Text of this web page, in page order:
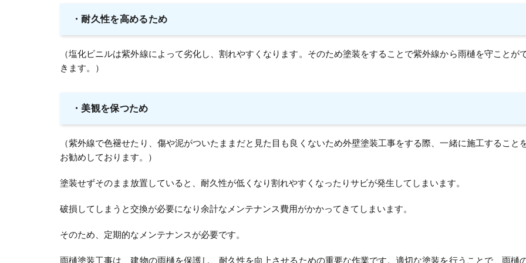
・耐久性を高めるため
（塩化ビニルは紫外線によって劣化し、割れやすくなります。そのため塗装をすることで紫外線から雨樋を守ことが
きます。）
・ 美観を保つため
（紫外線で色褪せたり、傷や泥がついたままだと見た目も良くないため外壁塗装工事をする際、一緒に施工すること
お勧めしております。）
塗装せずそのまま放置していると、耐久性が低くなり割れやすくなったりサビが発生してしまいます。
破損してしまうと交換が必要になり余計なメンテナンス費用がかかってきてしまいます。
そのため、定期的なメンテナンスが必要です。
雨樋塗装工事は、建物の雨樋を保護し、耐久性を向上させるための重要な作業です。適切な塗装を行うことで、雨樋